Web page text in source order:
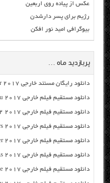
عکس از پیاده روی اربعین
رژیم برای پسر دارشدن
بیوگرافی امید نور افکن
پربازدید ماه …
دانلود رایگان مسنتد خارجی Britney Ever After 2017 با لینک مستقیم
دانلود مستقیم فیلم خارجی OK Jaanu 2017 از سرور سایت
دانلود مستقیم فیلم خارجی John Wick: Chapter 2 2017 از سرور سایت
دانلود مستقیم فیلم خارجی Cross Wars 2017 از سرور سایت
دانلود مستقیم فیلم خارجی Fifty Shades Darker 2017 از سرور سایت
دانلود مستقیم فیلم خارجی From Straight As 2017 از سرور سایت
دانلود مستقیم فیلم خارجی Zeroville 2017 از سرور سایت